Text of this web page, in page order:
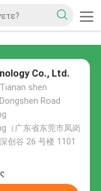
Co., Ltd.
shen
Road
（广东省东莞市凤岗
创谷 26 号楼 1101